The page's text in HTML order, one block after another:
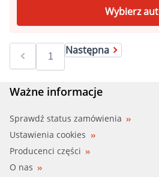
Wybierz
Następna
Ważne informacje
Sprawdź status zamówienia
Ustawienia cookies
Producenci części
O nas